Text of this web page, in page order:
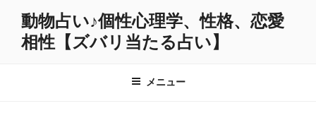
動物占い♪個性心理学、性格、恋愛
相性【ズバリ当たる占い】
メニュー